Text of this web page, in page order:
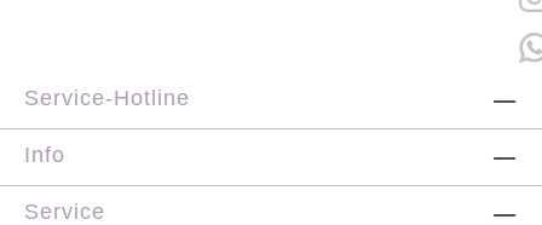
Service-Hotline
Info
Service